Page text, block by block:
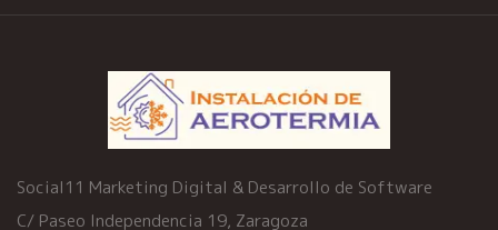
Social11 Marketing Digital & Desarrollo de Software
C/ Paseo Independencia 19, Zaragoza